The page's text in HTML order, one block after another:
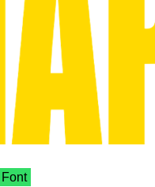
Font